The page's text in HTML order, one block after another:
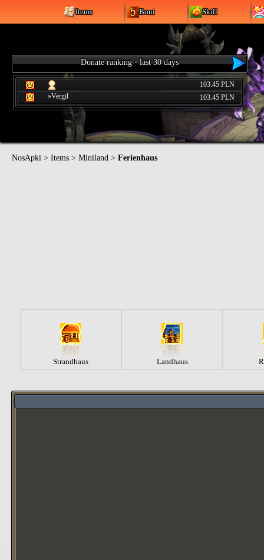
Items Boni Skill
Donate ranking - last 30 days
103.45 PLN
»Vergil
103.45 PLN
NosApki > Items > Miniland > Ferienhaus
Strandhaus Landhaus